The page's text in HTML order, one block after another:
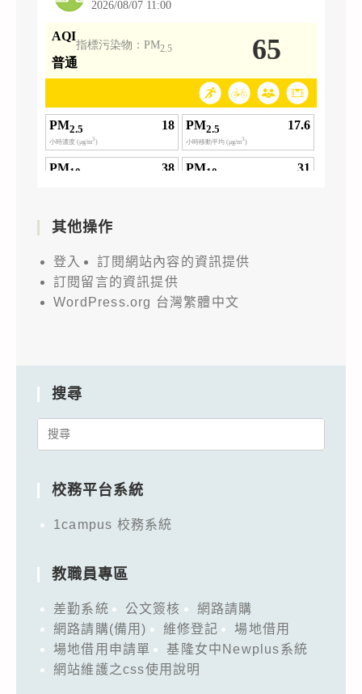
其他操作
登入
訂閱網站內容的資訊提供
訂閱留言的資訊提供
WordPress.org 台灣繁體中文
搜尋
Search
校務平台系統
1campus 校務系統
教職員專區
差勤系統 公文簽核
網路請購
網路請購(備用)
維修登記
場地借用
場地借用申請單
基隆女中Newplus系統
網站維護之css使用說明